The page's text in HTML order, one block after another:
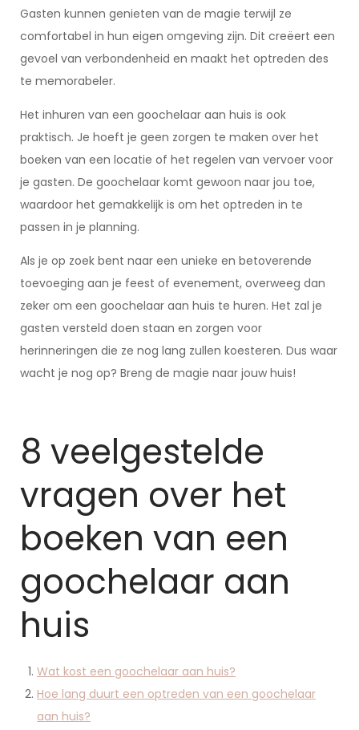
Gasten kunnen genieten van de magie terwijl ze
comfortabel in hun eigen omgeving zijn. Dit creëert een
gevoel van verbondenheid en maakt het optreden des
te memorabeler.
Het inhuren van een goochelaar aan huis is ook
praktisch. Je hoeft je geen zorgen te maken over het
boeken van een locatie of het regelen van vervoer voor
je gasten. De goochelaar komt gewoon naar jou toe,
waardoor het gemakkelijk is om het optreden in te
passen in je planning.
Als je op zoek bent naar een unieke en betoverende
toevoeging aan je feest of evenement, overweeg dan
zeker om een goochelaar aan huis te huren. Het zal je
gasten versteld doen staan en zorgen voor
herinneringen die ze nog lang zullen koesteren. Dus waar
wacht je nog op? Breng de magie naar jouw huis!
8 veelgestelde
vragen over het
boeken van een
goochelaar aan
huis
Wat kost een goochelaar aan huis?
Hoe lang duurt een optreden van een goochelaar
aan huis?